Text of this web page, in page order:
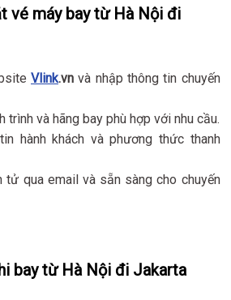
vé máy bay từ Hà Nội đi
Vlink.vn và nhập thông tin chuyến
trình và hãng bay phù hợp với nhu cầu.
hành khách và phương thức thanh
qua email và sẵn sàng cho chuyến
bay từ Hà Nội đi Jakarta